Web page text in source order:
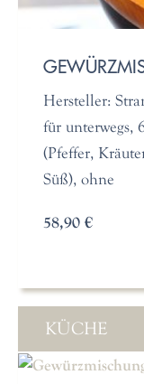
Hersteller:
für unterwegs,
(Pfeffer,
Süß), ohne
58,90 €
KÜCHE